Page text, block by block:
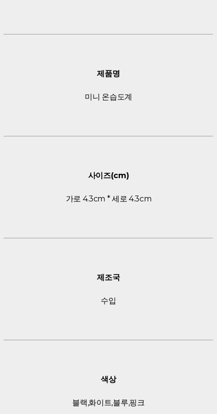
제품명
미니 온습도계
사이즈(cm)
가로 4.3cm * 세로 4.3cm
제조국
수입
색상
블랙,화이트,블루,핑크